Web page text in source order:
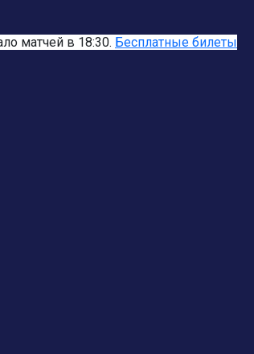
матчей в 18:30. Бесплатные билеты